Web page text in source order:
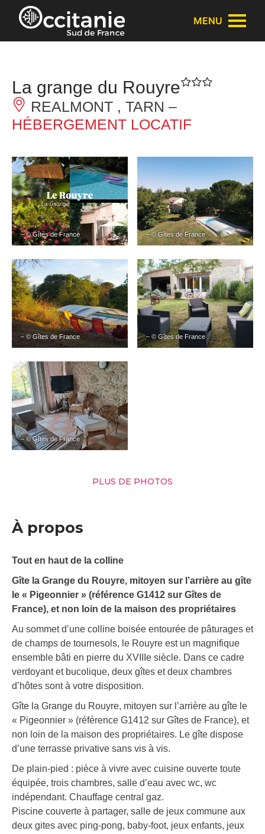
Panneau de gestion des cookies
MENU
La grange du Rouyre
REALMONT , TARN –
HÉBERGEMENT LOCATIF
– © Gîtes de France – © Gîtes de France
– © Gîtes de France – © Gîtes de France
– © Gîtes de France
PLUS DE PHOTOS
À propos
Tout en haut de la colline
Gîte la Grange du Rouyre, mitoyen sur l’arrière au gîte
le « Pigeonnier » (référence G1412 sur Gîtes de
France), et non loin de la maison des propriétaires
Au sommet d’une colline boisée entourée de pâturages et
de champs de tournesols, le Rouyre est un magnifique
ensemble bâti en pierre du XVIIIe siècle. Dans ce cadre
verdoyant et bucolique, deux gîtes et deux chambres
d’hôtes sont à votre disposition.
Gîte la Grange du Rouyre, mitoyen sur l’arrière au gîte le
« Pigeonnier » (référence G1412 sur Gîtes de France), et
non loin de la maison des propriétaires. Le gîte dispose
d’une terrasse privative sans vis à vis.
De plain-pied : pièce à vivre avec cuisine ouverte toute
équipée, trois chambres, salle d’eau avec wc, wc
indépendant. Chauffage central gaz.
Piscine couverte à partager, salle de jeux commune aux
deux gites avec ping-pong, baby-foot, jeux enfants, jeux